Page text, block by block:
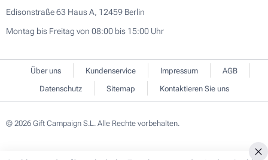
Edisonstraße 63 Haus A, 12459 Berlin
Montag bis Freitag von 08:00 bis 15:00 Uhr
Über uns Kundenservice Impressum
AGB
Datenschutz
Sitemap Kontaktieren Sie uns
© 2026 Gift Campaign S.L. Alle Rechte vorbehalten.